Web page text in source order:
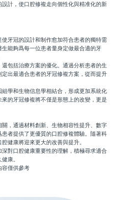
計，使口腔修複走向個性化與精准化的新
牙冠的設計和制作愈加符合患者的獨特需
能夠爲每一位患者量身定做最合適的牙
包括治療方案的優化。通過分析患者的生
出最適合患者的牙冠修複方案，從而提升
學和生物信息學相結合，形成更加系統化
的牙冠修複將不僅是形態上的改變，更是
，通過材料創新、生物相容性提升、數字
者提供了更優質的口腔修複體驗。隨著科
健康將迎來更大的改善與提升。
對口腔健康重要性的理解，積極尋求適合
康。
僅供參考